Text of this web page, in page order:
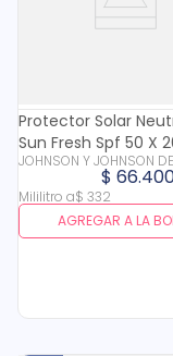
Protector Solar
Sun Fresh Spf 50 X
JOHNSON Y JOHNSON
$ 66.
Mililitro a$ 332
AGREGAR A LA